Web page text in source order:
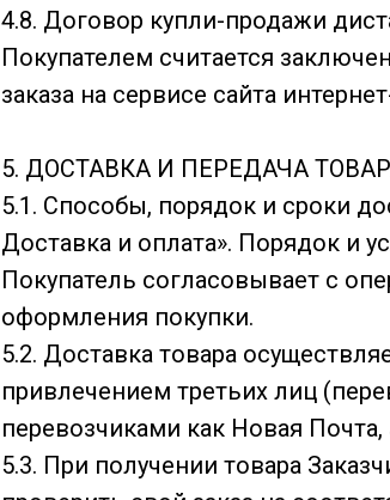
4.8. Договор купли-продажи
Покупателем считается
заказа на сервисе сайта
5. ДОСТАВКА И ПЕРЕДАЧА
5.1. Способы, порядок и сроки
Доставка и оплата». Порядок и
Покупатель согласовывает с
оформления покупки.
5.2. Доставка товара
привлечением третьих лиц
перевозчиками как Новая Почта,
5.3. При получении товара